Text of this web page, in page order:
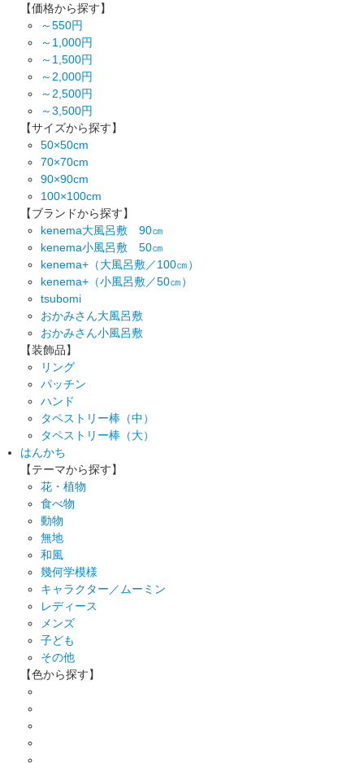
【価格から探す】
～550円
～1,000円
～1,500円
～2,000円
～2,500円
～3,500円
【サイズから探す】
50×50cm
70×70cm
90×90cm
100×100cm
【ブランドから探す】
kenema大風呂敷 90㎝
kenema小風呂敷 50㎝
kenema+（大風呂敷／100㎝）
kenema+（小風呂敷／50㎝）
tsubomi
おかみさん大風呂敷
おかみさん小風呂敷
【装飾品】
リング
パッチン
ハンド
タペストリー棒（中）
タペストリー棒（大）
はんかち
【テーマから探す】
花・植物
食べ物
動物
無地
和風
幾何学模様
キャラクター／ムーミン
レディース
メンズ
子ども
その他
【色から探す】